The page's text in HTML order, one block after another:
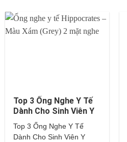
Top 3 Ống Nghe Y Tế
Dành Cho Sinh Viên Y
Khoa – Littmann,
Hippocrates,…
Top 3 Ống Nghe Y Tế
Dành Cho Sinh Viên Y